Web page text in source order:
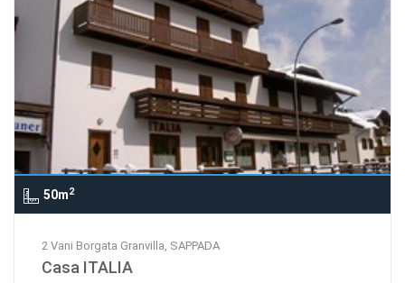
50m2
2 Vani Borgata Granvilla, SAPPADA
Casa ITALIA